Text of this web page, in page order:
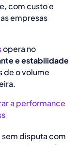
com custo e
empresas
opera no
e estabilidade
de o volume
a performance
disputa com